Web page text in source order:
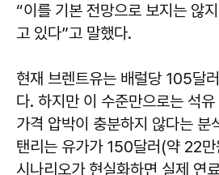
“이를 기본 전망으로 보지는 않
고 있다”고 말했다.
현재 브렌트유는 배럴당 105달
다. 하지만 이 수준만으로는 석유
가격 압박이 충분하지 않다는 분
탠리는 유가가 150달러(약 22만
시나리오가 현실화하면 실제 연